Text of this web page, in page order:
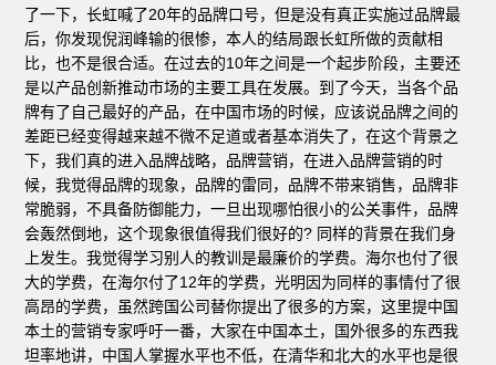
了一下，长虹喊了20年的品牌口号，但是没有真正实施过品牌最
后，你发现倪润峰输的很惨，本人的结局跟长虹所做的贡献相
比，也不是很合适。在过去的10年之间是一个起步阶段，主要还
是以产品创新推动市场的主要工具在发展。到了今天，当各个品
牌有了自己最好的产品，在中国市场的时候，应该说品牌之间的
差距已经变得越来越不微不足道或者基本消失了，在这个背景之
下，我们真的进入品牌战略，品牌营销，在进入品牌营销的时
候，我觉得品牌的现象，品牌的雷同，品牌不带来销售，品牌非
常脆弱，不具备防御能力，一旦出现哪怕很小的公关事件，品牌
会轰然倒地，这个现象很值得我们很好的? 同样的背景在我们身
上发生。我觉得学习别人的教训是最廉价的学费。海尔也付了很
大的学费，在海尔付了12年的学费，光明因为同样的事情付了很
高昂的学费，虽然跨国公司替你提出了很多的方案，这里提中国
本土的营销专家呼吁一番，大家在中国本土，国外很多的东西我
坦率地讲，中国人掌握水平也不低，在清华和北大的水平也是很